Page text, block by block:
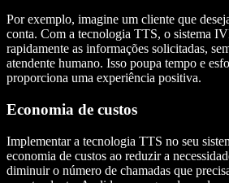
Por exemplo, imagine um cliente que
conta. Com a tecnologia TTS, o sistema
rapidamente as informações solicitadas,
atendente humano. Isso poupa tempo e
proporciona uma experiência positiva.
Economia de custos
Implementar a tecnologia TTS no seu
economia de custos ao reduzir a
diminuir o número de chamadas que